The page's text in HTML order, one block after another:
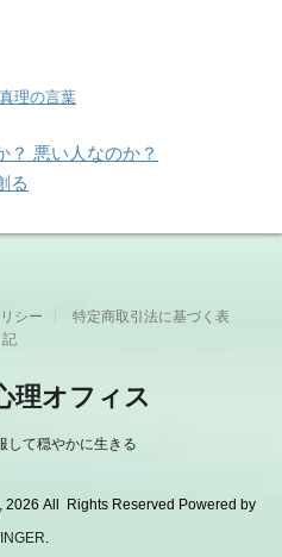
理の言葉
？ 悪い人なのか？
る
シー
特定商取引法に基づく表
記
理オフィス
して穏やかに生きる
2026 All Rights Reserved Powered by